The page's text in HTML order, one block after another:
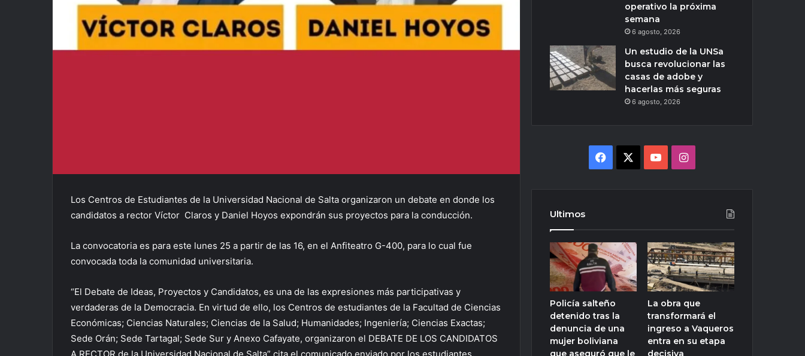
Los Centros de Estudiantes de la Universidad Nacional de Salta organizaron un debate en donde los
candidatos a rector Víctor Claros y Daniel Hoyos expondrán sus proyectos para la conducción.
La convocatoria es para este lunes 25 a partir de las 16, en el Anfiteatro G-400, para lo cual fue
convocada toda la comunidad universitaria.
“El Debate de Ideas, Proyectos y Candidatos, es una de las expresiones más participativas y
verdaderas de la Democracia. En virtud de ello, los Centros de estudiantes de la Facultad de Ciencias
Económicas; Ciencias Naturales; Ciencias de la Salud; Humanidades; Ingeniería; Ciencias Exactas;
Sede Orán; Sede Tartagal; Sede Sur y Anexo Cafayate, organizaron el DEBATE DE LOS CANDIDATOS
operativo la próxima
semana
6 agosto, 2026
Un estudio de la UNSa
busca revolucionar las
casas de adobe y
hacerlas más seguras
6 agosto, 2026
Facebook YouTubeInstagram
Ultimos
Policía salteño
detenido tras la
denuncia de una
mujer boliviana
que aseguró que le
La obra que
transformará el
ingreso a Vaqueros
entra en su etapa
decisiva